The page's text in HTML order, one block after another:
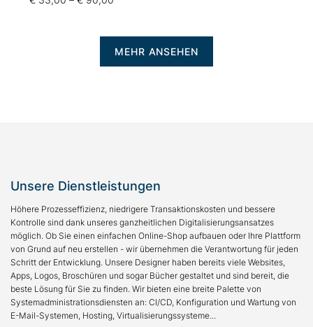
MEHR ANSEHEN
Unsere Dienstleistungen
Höhere Prozesseffizienz, niedrigere Transaktionskosten und bessere
Kontrolle sind dank unseres ganzheitlichen Digitalisierungsansatzes
möglich. Ob Sie einen einfachen Online-Shop aufbauen oder Ihre Plattform
von Grund auf neu erstellen - wir übernehmen die Verantwortung für jeden
Schritt der Entwicklung. Unsere Designer haben bereits viele Websites,
Apps, Logos, Broschüren und sogar Bücher gestaltet und sind bereit, die
beste Lösung für Sie zu finden. Wir bieten eine breite Palette von
Systemadministrationsdiensten an: CI/CD, Konfiguration und Wartung von
E-Mail-Systemen, Hosting, Virtualisierungssysteme...